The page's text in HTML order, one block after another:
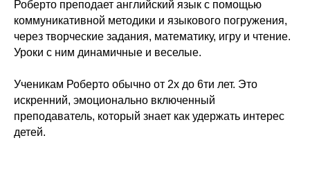
Роберто преподает английский язык с помощью
коммуникативной методики и языкового погружения,
через творческие задания, математику, игру и чтение.
Уроки с ним динамичные и веселые.
Ученикам Роберто обычно от 2х до 6ти лет. Это
искренний, эмоционально включенный
преподаватель, который знает как удержать интерес
детей.